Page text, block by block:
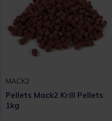
MACK2
Pellets Mack2 Krill Pellets
1kg